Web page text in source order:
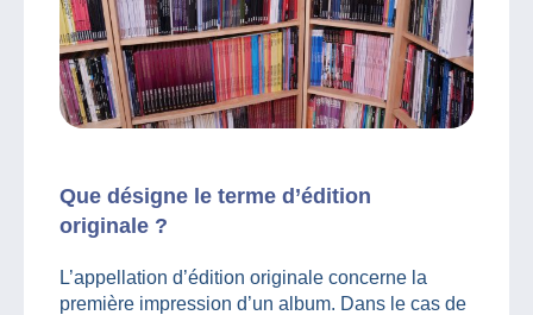
Que désigne le terme d’édition
originale ?
L’appellation d’édition originale concerne la
première impression d’un album. Dans le cas de